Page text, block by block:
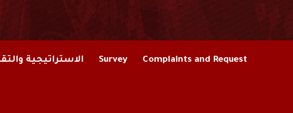
الاستراتيجية Survey Complaints and Request